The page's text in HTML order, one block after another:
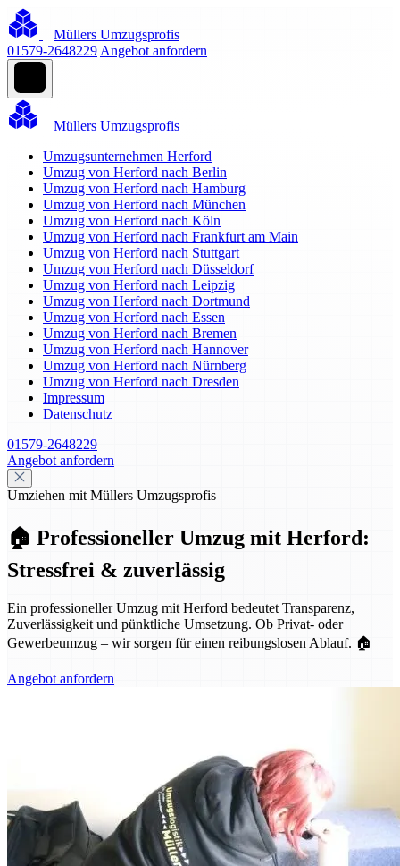
Müllers Umzugsprofis
01579-2648229 Angebot anfordern
Müllers Umzugsprofis
Umzugsunternehmen Herford
Umzug von Herford nach Berlin
Umzug von Herford nach Hamburg
Umzug von Herford nach München
Umzug von Herford nach Köln
Umzug von Herford nach Frankfurt am Main
Umzug von Herford nach Stuttgart
Umzug von Herford nach Düsseldorf
Umzug von Herford nach Leipzig
Umzug von Herford nach Dortmund
Umzug von Herford nach Essen
Umzug von Herford nach Bremen
Umzug von Herford nach Hannover
Umzug von Herford nach Nürnberg
Umzug von Herford nach Dresden
Impressum
Datenschutz
01579-2648229
Angebot anfordern
Umziehen mit Müllers Umzugsprofis
🏠 Professioneller Umzug mit Herford:
Stressfrei & zuverlässig
Ein professioneller Umzug mit Herford bedeutet Transparenz,
Zuverlässigkeit und pünktliche Umsetzung. Ob Privat- oder
Gewerbeumzug – wir sorgen für einen reibungslosen Ablauf. 🏠
Angebot anfordern